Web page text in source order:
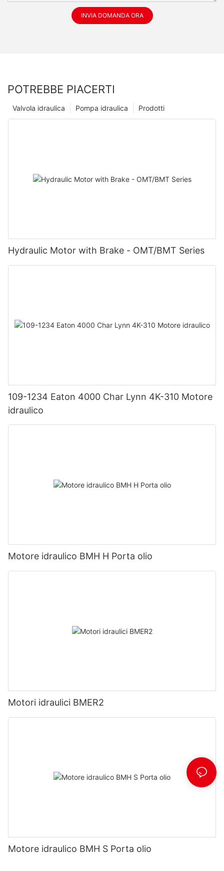
INVIA DOMANDA ORA
POTREBBE PIACERTI
Prodotti
Pompa idraulica
Valvola idraulica
Hydraulic Motor with Brake - OMT/BMT Series
109-1234 Eaton 4000 Char Lynn 4K-310 Motore
idraulico
Motore idraulico BMH H Porta olio
Motori idraulici BMER2
Motore idraulico BMH S Porta olio